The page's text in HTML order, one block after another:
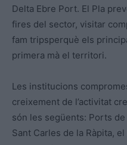
Delta Ebre Port. El Pla
fires del sector, visitar
fam tripsperquè els
primera mà el territori.
Les institucions
creixement de l’activitat
són les següents: Ports de
Sant Carles de la Ràpita,